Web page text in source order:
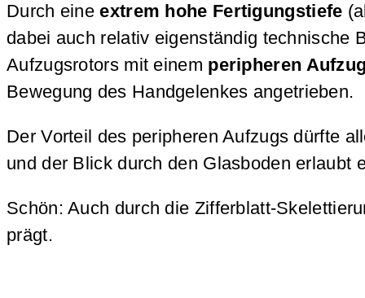
Durch eine extrem hohe Fertigungstiefe
dabei auch relativ eigenständig technische
Aufzugsrotors mit einem peripheren
Bewegung des Handgelenkes angetrieben.
Der Vorteil des peripheren Aufzugs dürfte
und der Blick durch den Glasboden erlaubt
Schön: Auch durch die Zifferblatt-
prägt.